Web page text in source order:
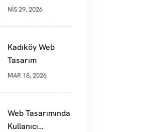
NIS 29, 2026
Kadıköy Web
Tasarım
MAR 18, 2026
Web Tasarımında
Kullanıcı